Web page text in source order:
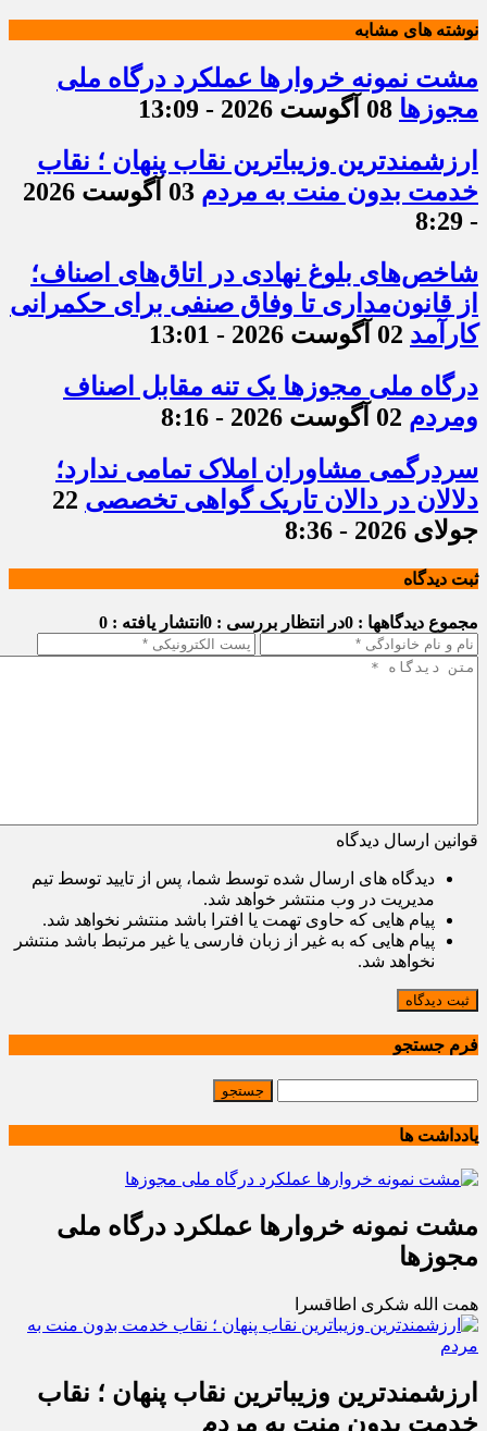
نوشته های مشابه
مشت نمونه خروارها عملکرد درگاه ملی
مجوزها 08 آگوست 2026 - 13:09
ارزشمندترین وزیباترین نقاب پنهان ؛ نقاب
خدمت بدون منت به مردم
03 آگوست 2026
- 8:29
شاخص‌های بلوغ نهادی در اتاق‌های اصناف؛
از قانون‌مداری تا وفاق صنفی برای حکمرانی
کارآمد 02 آگوست 2026 - 13:01
درگاه ملی مجوزها یک تنه مقابل اصناف
ومردم 02 آگوست 2026 - 8:16
سردرگمی مشاوران املاک تمامی ندارد؛
دلالان در دالان تاریک گواهی تخصصی 22
جولای 2026 - 8:36
ثبت دیدگاه
مجموع دیدگاهها : 0 در انتظار بررسی : 0 انتشار یافته : 0
قوانین ارسال دیدگاه
دیدگاه های ارسال شده توسط شما، پس از تایید توسط تیم
مدیریت در وب منتشر خواهد شد.
پیام هایی که حاوی تهمت یا افترا باشد منتشر نخواهد شد.
پیام هایی که به غیر از زبان فارسی یا غیر مرتبط باشد منتشر
نخواهد شد.
ثبت دیدگاه
فرم جستجو
یادداشت ها
مشت نمونه خروارها عملکرد درگاه ملی
مجوزها
همت الله شکری اطاقسرا
ارزشمندترین وزیباترین نقاب پنهان ؛ نقاب
خدمت بدون منت به مردم